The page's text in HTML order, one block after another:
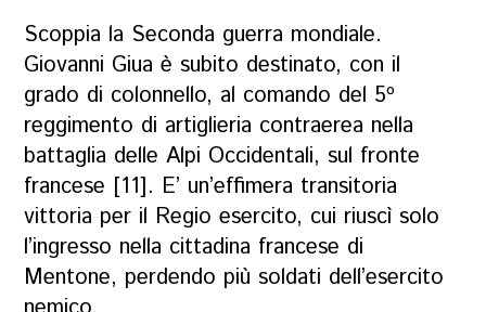
Scoppia la Seconda guerra mondiale.
Giovanni Giua è subito destinato, con il
grado di colonnello, al comando del 5º
reggimento di artiglieria contraerea nella
battaglia delle Alpi Occidentali, sul fronte
francese [11]. E’ un’effimera transitoria
vittoria per il Regio esercito, cui riuscì solo
l’ingresso nella cittadina francese di
Mentone, perdendo più soldati dell’esercito